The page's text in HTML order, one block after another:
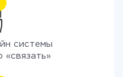
системы